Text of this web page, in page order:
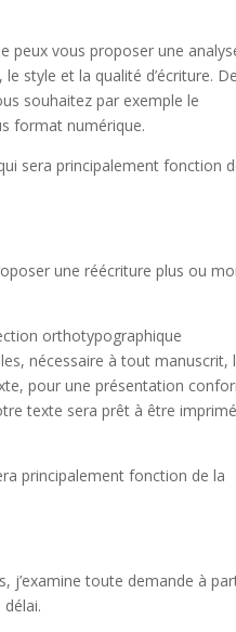
peux vous proposer une
style et la qualité d’écriture.
souhaitez par exemple le
format numérique.
sera principalement fonction
une réécriture plus ou
orthotypographique
nécessaire à tout manuscrit,
pour une présentation
texte sera prêt à être
principalement fonction de la
j’examine toute demande à